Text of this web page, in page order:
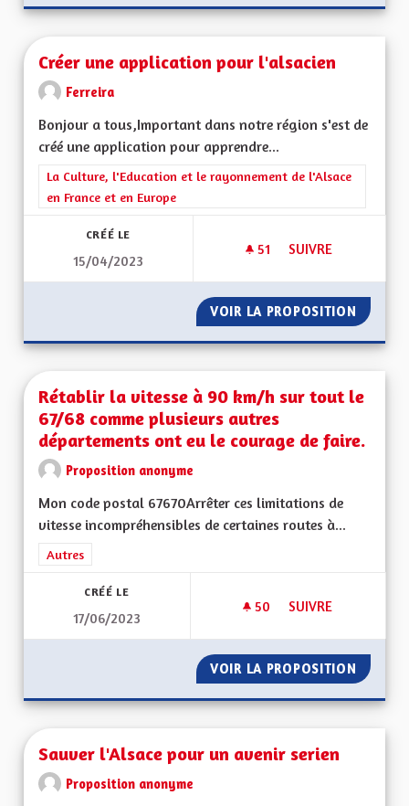
Créer une application pour l'alsacien
Ferreira
Bonjour a tous,Important dans notre région s'est de
créé une application pour apprendre...
Filtrer les résultats de la catégorie : La Culture, l'Education et
La Culture, l'Education et le rayonnement de l'Alsace
en France et en Europe
CRÉÉ LE
15/04/2023
51 51 ABONNÉS
SUIVRE
VOIR LA PROPOSITION
Rétablir la vitesse à 90 km/h sur tout le
67/68 comme plusieurs autres
départements ont eu le courage de faire.
Proposition anonyme
Mon code postal 67670Arrêter ces limitations de
vitesse incompréhensibles de certaines routes à...
Filtrer les résultats de la catégorie : Autres
Autres
CRÉÉ LE
17/06/2023
50 50 ABONNÉS
SUIVRE
VOIR LA PROPOSITION
Sauver l'Alsace pour un avenir serien
Proposition anonyme